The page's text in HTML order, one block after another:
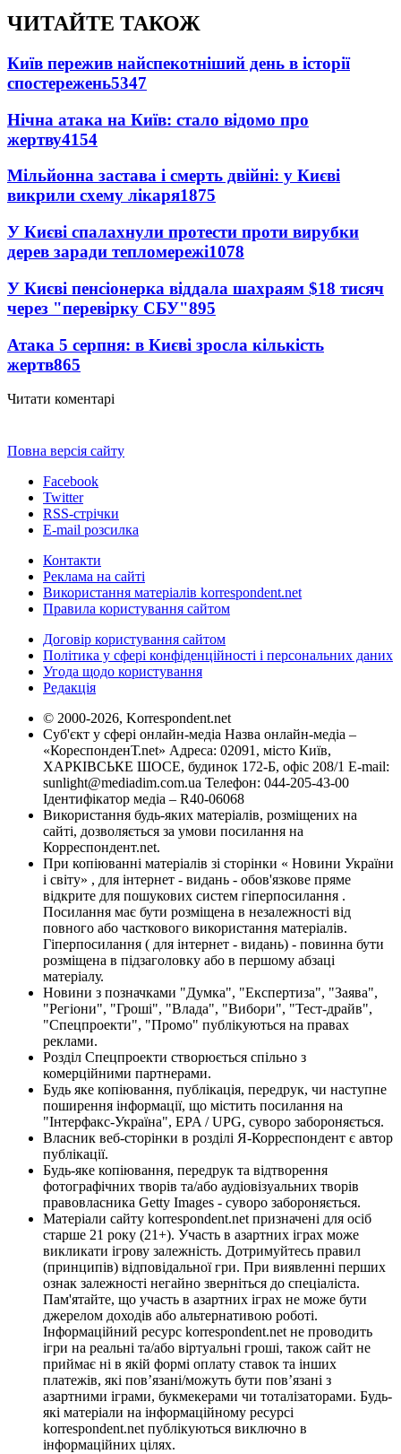
ЧИТАЙТЕ ТАКОЖ
Київ пережив найспекотніший день в історії
спостережень5347
Нічна атака на Київ: стало відомо про
жертву4154
Мільйонна застава і смерть двійні: у Києві
викрили схему лікаря1875
У Києві спалахнули протести проти вирубки
дерев заради тепломережі1078
У Києві пенсіонерка віддала шахраям $18 тисяч
через "перевірку СБУ"895
Атака 5 серпня: в Києві зросла кількість
жертв865
Читати коментарі
Повна версія сайту
Facebook
Twitter
RSS-стрічки
E-mail розсилка
Контакти
Реклама на сайті
Використання матеріалів korrespondent.net
Правила користування сайтом
Договір користування сайтом
Політика у сфері конфіденційності і персональних даних
Угода щодо користування
Редакція
© 2000-2026, Korrespondent.net
Суб'єкт у сфері онлайн-медіа Назва онлайн-медіа –
«КореспонденТ.net» Адреса: 02091, місто Київ,
ХАРКІВСЬКЕ ШОСЕ, будинок 172-Б, офіс 208/1 E-mail:
sunlight@mediadim.com.ua Телефон: 044-205-43-00
Ідентифікатор медіа – R40-06068
Використання будь-яких матеріалів, розміщених на
сайті, дозволяється за умови посилання на
Корреспондент.net.
При копіюванні матеріалів зі сторінки « Новини України
і світу» , для інтернет - видань - обов'язкове пряме
відкрите для пошукових систем гіперпосилання .
Посилання має бути розміщена в незалежності від
повного або часткового використання матеріалів.
Гіперпосилання ( для інтернет - видань) - повинна бути
розміщена в підзаголовку або в першому абзаці
матеріалу.
Новини з позначками "Думка", "Експертиза", "Заява",
"Регіони", "Гроші", "Влада", "Вибори", "Тест-драйв",
"Спецпроекти", "Промо" публікуються на правах
реклами.
Розділ Спецпроекти створюється спільно з
комерційними партнерами.
Будь яке копіювання, публікація, передрук, чи наступне
поширення інформації, що містить посилання на
"Інтерфакс-Україна", EPA / UPG, суворо забороняється.
Власник веб-сторінки в розділі Я-Корреспондент є автор
публікації.
Будь-яке копіювання, передрук та відтворення
фотографічних творів та/або аудіовізуальних творів
правовласника Getty Images - суворо забороняється.
Матеріали сайту korrespondent.net призначені для осіб
старше 21 року (21+). Участь в азартних іграх може
викликати ігрову залежність. Дотримуйтесь правил
(принципів) відповідальної гри. При виявленні перших
ознак залежності негайно зверніться до спеціаліста.
Пам'ятайте, що участь в азартних іграх не може бути
джерелом доходів або альтернативою роботі.
Інформаційний ресурс korrespondent.net не проводить
ігри на реальні та/або віртуальні гроші, також сайт не
приймає ні в якій формі оплату ставок та інших
платежів, які пов’язані/можуть бути пов’язані з
азартними іграми, букмекерами чи тоталізаторами. Будь-
які матеріали на інформаційному ресурсі
korrespondent.net публікуються виключно в
інформаційних цілях.